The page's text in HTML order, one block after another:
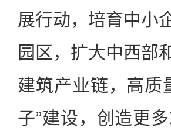
展行动，培育中小
园区，扩大中西部
建筑产业链，高质
子”建设，创造更